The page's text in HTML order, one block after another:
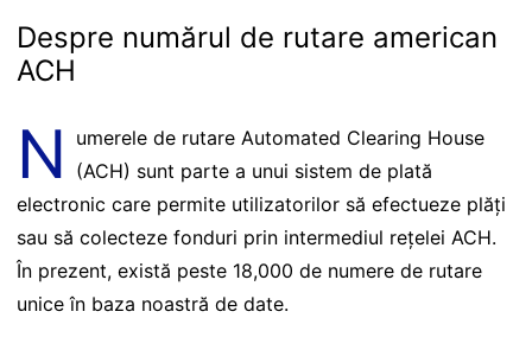
Despre numărul de rutare american
ACH
N
umerele de rutare Automated Clearing House
(ACH) sunt parte a unui sistem de plată
electronic care permite utilizatorilor să efectueze plăți
sau să colecteze fonduri prin intermediul rețelei ACH.
În prezent, există peste 18,000 de numere de rutare
unice în baza noastră de date.